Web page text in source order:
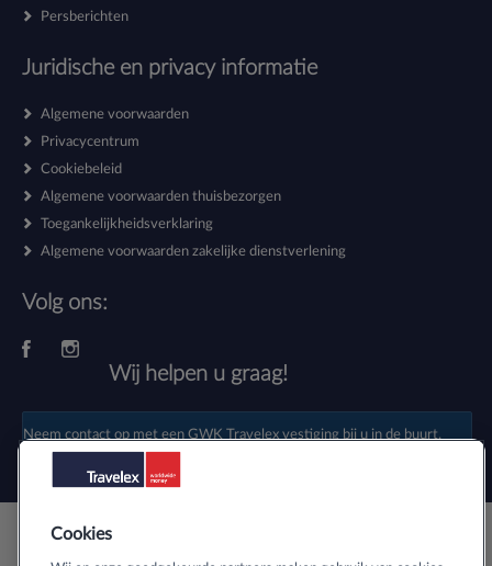
Persberichten
Juridische en privacy informatie
Algemene voorwaarden
Privacycentrum
Cookiebeleid
Algemene voorwaarden thuisbezorgen
Toegankelijkheidsverklaring
Algemene voorwaarden zakelijke dienstverlening
Volg ons:
Wij helpen u graag!
Neem contact op met een GWK Travelex vestiging bij u in de buurt.
Veilig buitenlands geld bestellen
Cookies